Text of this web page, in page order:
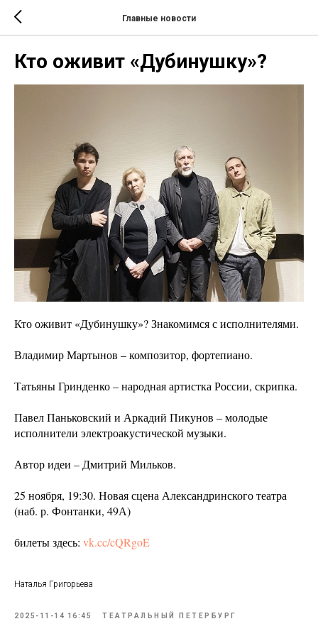
Главные новости
Кто оживит «Дубинушку»?
Кто оживит «Дубинушку»? Знакомимся с исполнителями.
Владимир Мартынов – композитор, фортепиано.
Татьяны Гринденко – народная артистка России, скрипка.
Павел Паньковский и Аркадий Пикунов – молодые
исполнители электроакустической музыки.
Автор идеи – Дмитрий Мильков.
25 ноября, 19:30. Новая сцена Александринского театра
(наб. р. Фонтанки, 49А)
билеты здесь: vk.cc/cQRgoE
Наталья Григорьева
2025-11-14 16:45 ТЕАТРАЛЬНЫЙ ПЕТЕРБУРГ